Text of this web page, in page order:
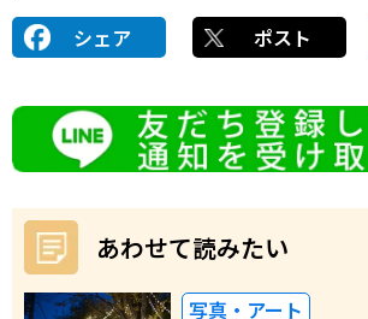
シェア ポスト
あわせて読みたい
写真・アート